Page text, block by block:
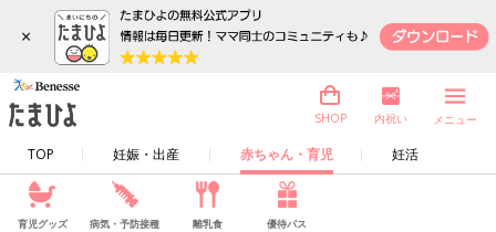
×
TOP 妊娠・出産 赤ちゃん・育児 妊活
SHOP 内祝い メニュー
育児グッズ 病気・予防接種 離乳食 優待パス